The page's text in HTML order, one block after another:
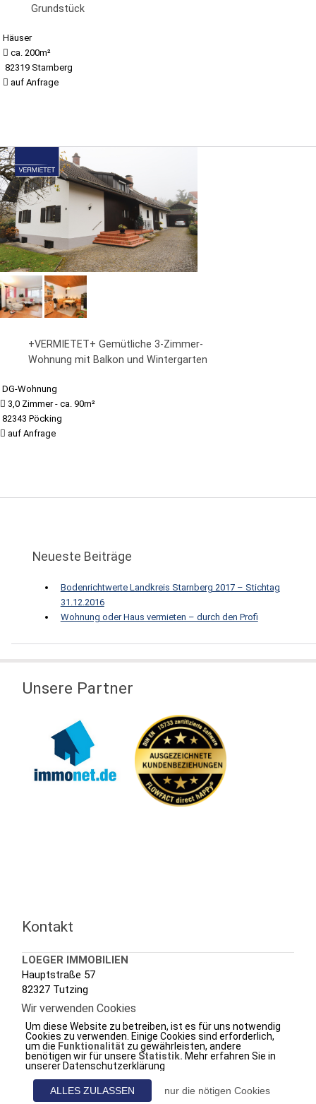
Grundstück
Häuser
ca. 200m²
82319 Starnberg
auf Anfrage
+VERMIETET+ Gemütliche 3-Zimmer-
Wohnung mit Balkon und Wintergarten
DG-Wohnung
3,0 Zimmer - ca. 90m²
82343 Pöcking
auf Anfrage
Neueste Beiträge
Bodenrichtwerte Landkreis Starnberg 2017 – Stichtag
31.12.2016
Wohnung oder Haus vermieten – durch den Profi
Unsere Partner
Kontakt
LOEGER IMMOBILIEN
Hauptstraße 57
82327 Tutzing
Tel.: +49 (0) 8158 3020
Fax.: +49 (0) 8158 7288
e-mail.:info@loeger.de
web.:www.loeger-immobilien.de
Wir verwenden Cookies
Um diese Website zu betreiben, ist es für uns notwendig
Cookies zu verwenden. Einige Cookies sind erforderlich,
um die Funktionalität zu gewährleisten, andere
benötigen wir für unsere Statistik. Mehr erfahren Sie in
unserer Datenschutzerklärung
ALLES ZULASSEN nur die nötigen Cookies